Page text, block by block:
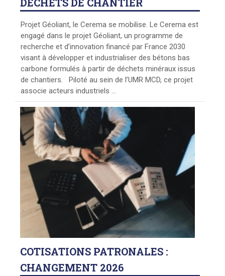
DÉCHETS DE CHANTIER
Projet Géoliant, le Cerema se mobilise. Le Cerema est
engagé dans le projet Géoliant, un programme de
recherche et d’innovation financé par France 2030
visant à développer et industrialiser des bétons bas
carbone formulés à partir de déchets minéraux issus
de chantiers. Piloté au sein de l’UMR MCD, ce projet
associe acteurs industriels ...
COTISATIONS PATRONALES :
CHANGEMENT 2026